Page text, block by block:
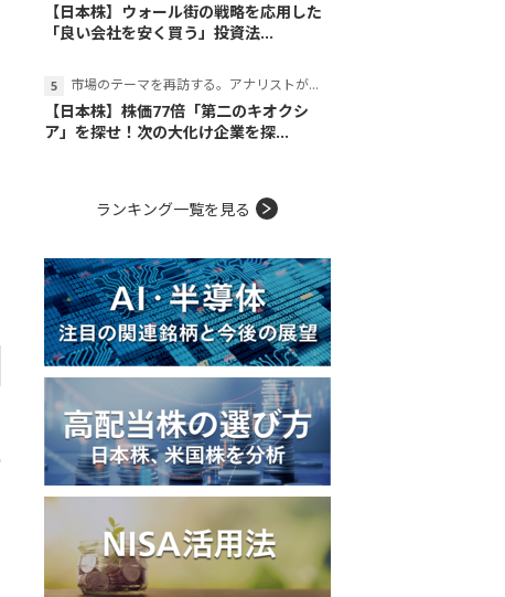
【日本株】ウォール街の戦略を応用した
「良い会社を安く買う」投資法...
市場のテーマを再訪する。アナリストが読み解くテーマの本質
【日本株】株価77倍「第二のキオクシ
ア」を探せ！次の大化け企業を探...
ランキング一覧を見る